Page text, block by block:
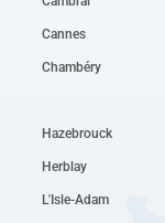
Cannes
Chambéry
Hazebrouck
Herblay
L'Isle-Adam